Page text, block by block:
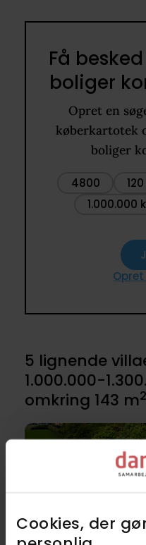
Cookies, der
Få
boliger
Opret en
køberkartotek
boliger
4800
1.000.000
5 lignende
1.000.000-
omkring 143 m2